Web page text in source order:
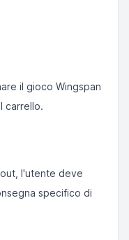
il gioco Wingspan
carrello.
l'utente deve
specifico di